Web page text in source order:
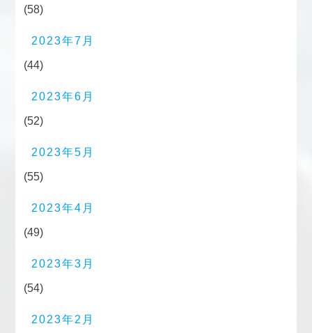
(58)
2023年7月
(44)
2023年6月
(52)
2023年5月
(55)
2023年4月
(49)
2023年3月
(54)
2023年2月